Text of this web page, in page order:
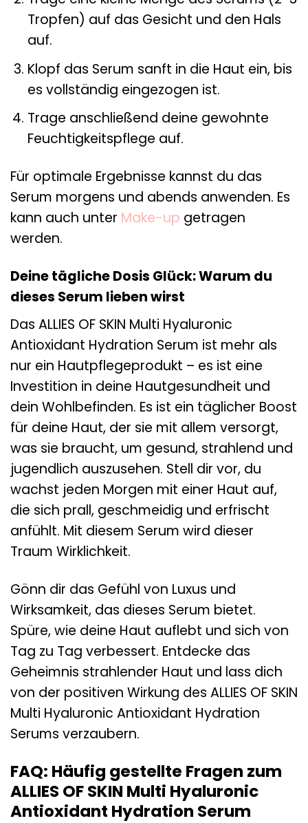
Tropfen) auf das Gesicht und den Hals
auf.
Klopf das Serum sanft in die Haut ein, bis
es vollständig eingezogen ist.
Trage anschließend deine gewohnte
Feuchtigkeitspflege auf.
Für optimale Ergebnisse kannst du das
Serum morgens und abends anwenden. Es
kann auch unter Make-up getragen
werden.
Deine tägliche Dosis Glück: Warum du
dieses Serum lieben wirst
Das ALLIES OF SKIN Multi Hyaluronic
Antioxidant Hydration Serum ist mehr als
nur ein Hautpflegeprodukt – es ist eine
Investition in deine Hautgesundheit und
dein Wohlbefinden. Es ist ein täglicher Boost
für deine Haut, der sie mit allem versorgt,
was sie braucht, um gesund, strahlend und
jugendlich auszusehen. Stell dir vor, du
wachst jeden Morgen mit einer Haut auf,
die sich prall, geschmeidig und erfrischt
anfühlt. Mit diesem Serum wird dieser
Traum Wirklichkeit.
Gönn dir das Gefühl von Luxus und
Wirksamkeit, das dieses Serum bietet.
Spüre, wie deine Haut auflebt und sich von
Tag zu Tag verbessert. Entdecke das
Geheimnis strahlender Haut und lass dich
von der positiven Wirkung des ALLIES OF SKIN
Multi Hyaluronic Antioxidant Hydration
Serums verzaubern.
FAQ: Häufig gestellte Fragen zum
ALLIES OF SKIN Multi Hyaluronic
Antioxidant Hydration Serum